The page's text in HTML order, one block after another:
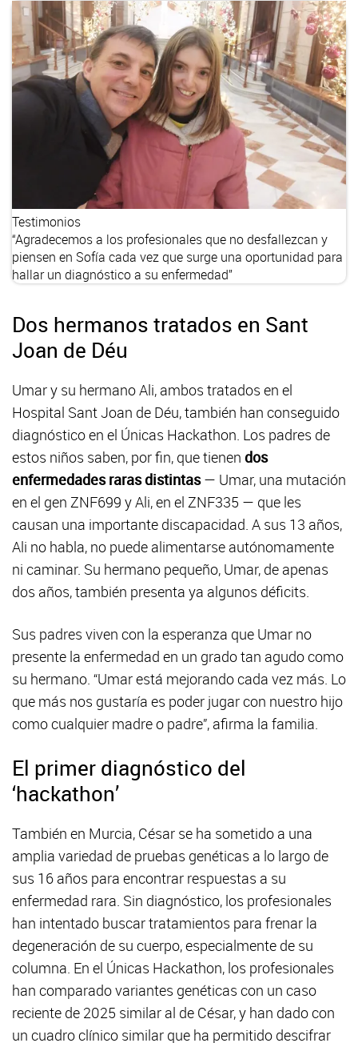
Testimonios
“Agradecemos a los profesionales que no desfallezcan y
piensen en Sofía cada vez que surge una oportunidad para
hallar un diagnóstico a su enfermedad”
Dos hermanos tratados en Sant
Joan de Déu
Umar y su hermano Ali, ambos tratados en el
Hospital Sant Joan de Déu, también han conseguido
diagnóstico en el Únicas Hackathon. Los padres de
estos niños saben, por fin, que tienen dos
enfermedades raras distintas— Umar, una mutación
en el gen ZNF699 y Ali, en el ZNF335 — que les
causan una importante discapacidad. A sus 13 años,
Ali no habla, no puede alimentarse autónomamente
ni caminar. Su hermano pequeño, Umar, de apenas
dos años, también presenta ya algunos déficits.
Sus padres viven con la esperanza que Umar no
presente la enfermedad en un grado tan agudo como
su hermano. “Umar está mejorando cada vez más. Lo
que más nos gustaría es poder jugar con nuestro hijo
como cualquier madre o padre”, afirma la familia.
El primer diagnóstico del
‘hackathon’
También en Murcia, César se ha sometido a una
amplia variedad de pruebas genéticas a lo largo de
sus 16 años para encontrar respuestas a su
enfermedad rara. Sin diagnóstico, los profesionales
han intentado buscar tratamientos para frenar la
degeneración de su cuerpo, especialmente de su
columna. En el Únicas Hackathon, los profesionales
han comparado variantes genéticas con un caso
reciente de 2025 similar al de César, y han dado con
un cuadro clínico similar que ha permitido descifrar